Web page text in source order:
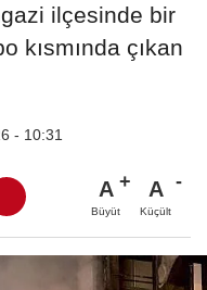
ilçesinde bir
kısmında çıkan
- 10:31
A
Büyüt
A
Küçült